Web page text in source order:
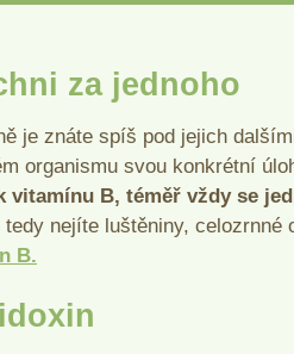
za jednoho
je znáte spíš pod jejich
organismu svou konkrétní
B, téměř vždy se
nejíte luštěniny,
B.